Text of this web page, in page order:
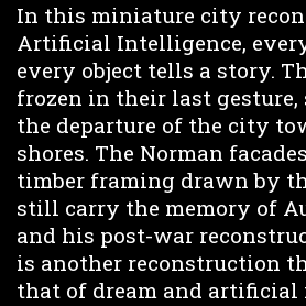
In this miniature city
Artificial Intelligence,
every object tells a story.
frozen in their last gesture,
the departure of the city
shores. The Norman
timber framing drawn by
still carry the memory of
and his post-war
is another reconstruction
that of dream and